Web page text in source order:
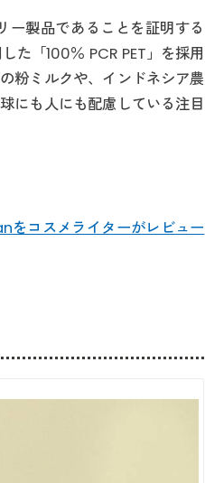
ー製品であることを証明する
た「100％ PCR PET」を採用
粉ミルクや、インドネシア農
にも人にも配慮している注目
をコスメライターがレビュー